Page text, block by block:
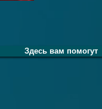
Здесь вам помогут